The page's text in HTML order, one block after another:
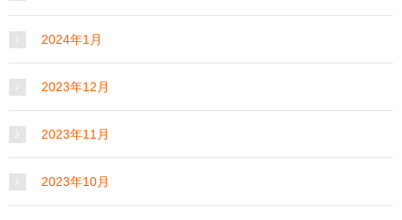
2024年1月
2023年12月
2023年11月
2023年10月